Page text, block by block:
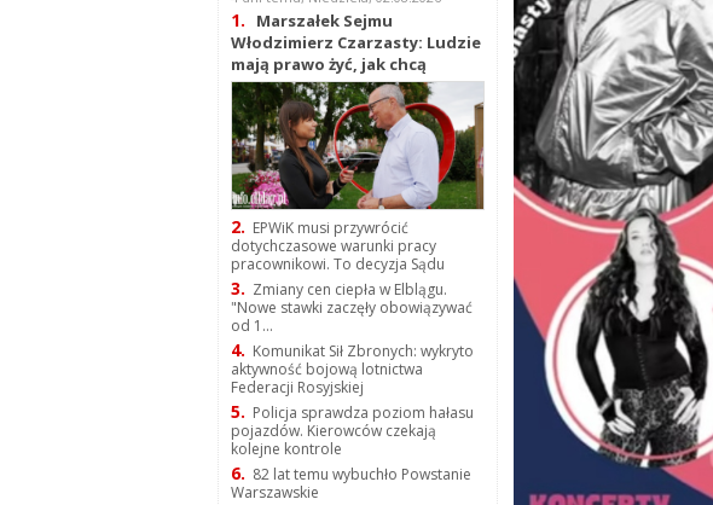
1.
Marszałek Sejmu
Włodzimierz Czarzasty: Ludzie
mają prawo żyć, jak chcą
2. EPWiK musi przywrócić
dotychczasowe warunki pracy
pracownikowi. To decyzja Sądu
3. Zmiany cen ciepła w Elblągu.
"Nowe stawki zaczęły obowiązywać
od 1...
4. Komunikat Sił Zbronych: wykryto
aktywność bojową lotnictwa
Federacji Rosyjskiej
5. Policja sprawdza poziom hałasu
pojazdów. Kierowców czekają
kolejne kontrole
6. 82 lat temu wybuchło Powstanie
Warszawskie